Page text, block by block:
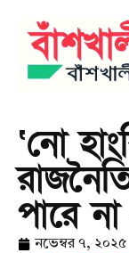
‘নো
পারে
নভেম্বর ৭, ২০২৫